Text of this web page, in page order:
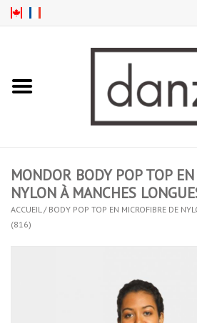
COLLANTS
SOULIERS
MONDOR BODY POP TOP
NYLON À MANCHES
ACCUEIL / BODY POP TOP EN MICROFIBRE DE
(816)